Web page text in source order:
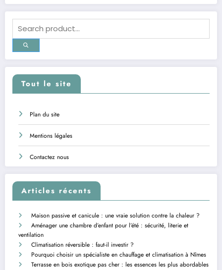
Tout le site
Plan du site
Mentions légales
Contactez nous
Articles récents
Maison passive et canicule : une vraie solution contre la chaleur ?
Aménager une chambre d’enfant pour l’été : sécurité, literie et
ventilation
Climatisation réversible : faut-il investir ?
Pourquoi choisir un spécialiste en chauffage et climatisation à Nîmes
Terrasse en bois exotique pas cher : les essences les plus abordables